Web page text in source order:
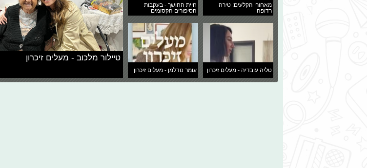
מאחורי הקלעים: טירה
רדופה
חיית החושך - בעקבות
הסיפורים הקסומים
טליה עובדיה - מעלים זיכרון עומר נודלמן - מעלים זיכרון
טיילור מלכוב - מעלים זיכרון